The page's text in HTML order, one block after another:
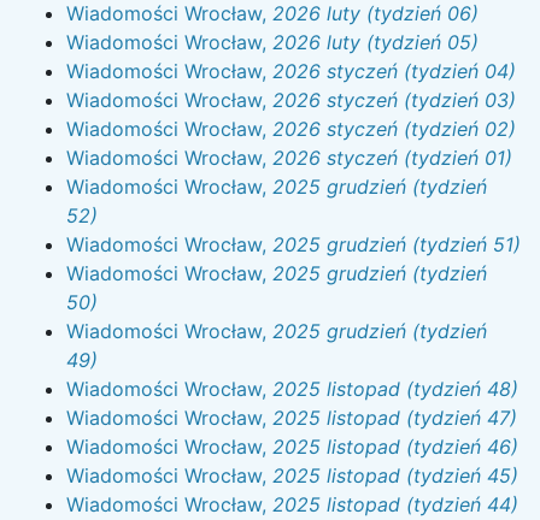
Wiadomości Wrocław, 2026 luty (tydzień 06)
Wiadomości Wrocław, 2026 luty (tydzień 05)
Wiadomości Wrocław, 2026 styczeń (tydzień 04)
Wiadomości Wrocław, 2026 styczeń (tydzień 03)
Wiadomości Wrocław, 2026 styczeń (tydzień 02)
Wiadomości Wrocław, 2026 styczeń (tydzień 01)
Wiadomości Wrocław, 2025 grudzień (tydzień
52)
Wiadomości Wrocław, 2025 grudzień (tydzień 51)
Wiadomości Wrocław, 2025 grudzień (tydzień
50)
Wiadomości Wrocław, 2025 grudzień (tydzień
49)
Wiadomości Wrocław, 2025 listopad (tydzień 48)
Wiadomości Wrocław, 2025 listopad (tydzień 47)
Wiadomości Wrocław, 2025 listopad (tydzień 46)
Wiadomości Wrocław, 2025 listopad (tydzień 45)
Wiadomości Wrocław, 2025 listopad (tydzień 44)